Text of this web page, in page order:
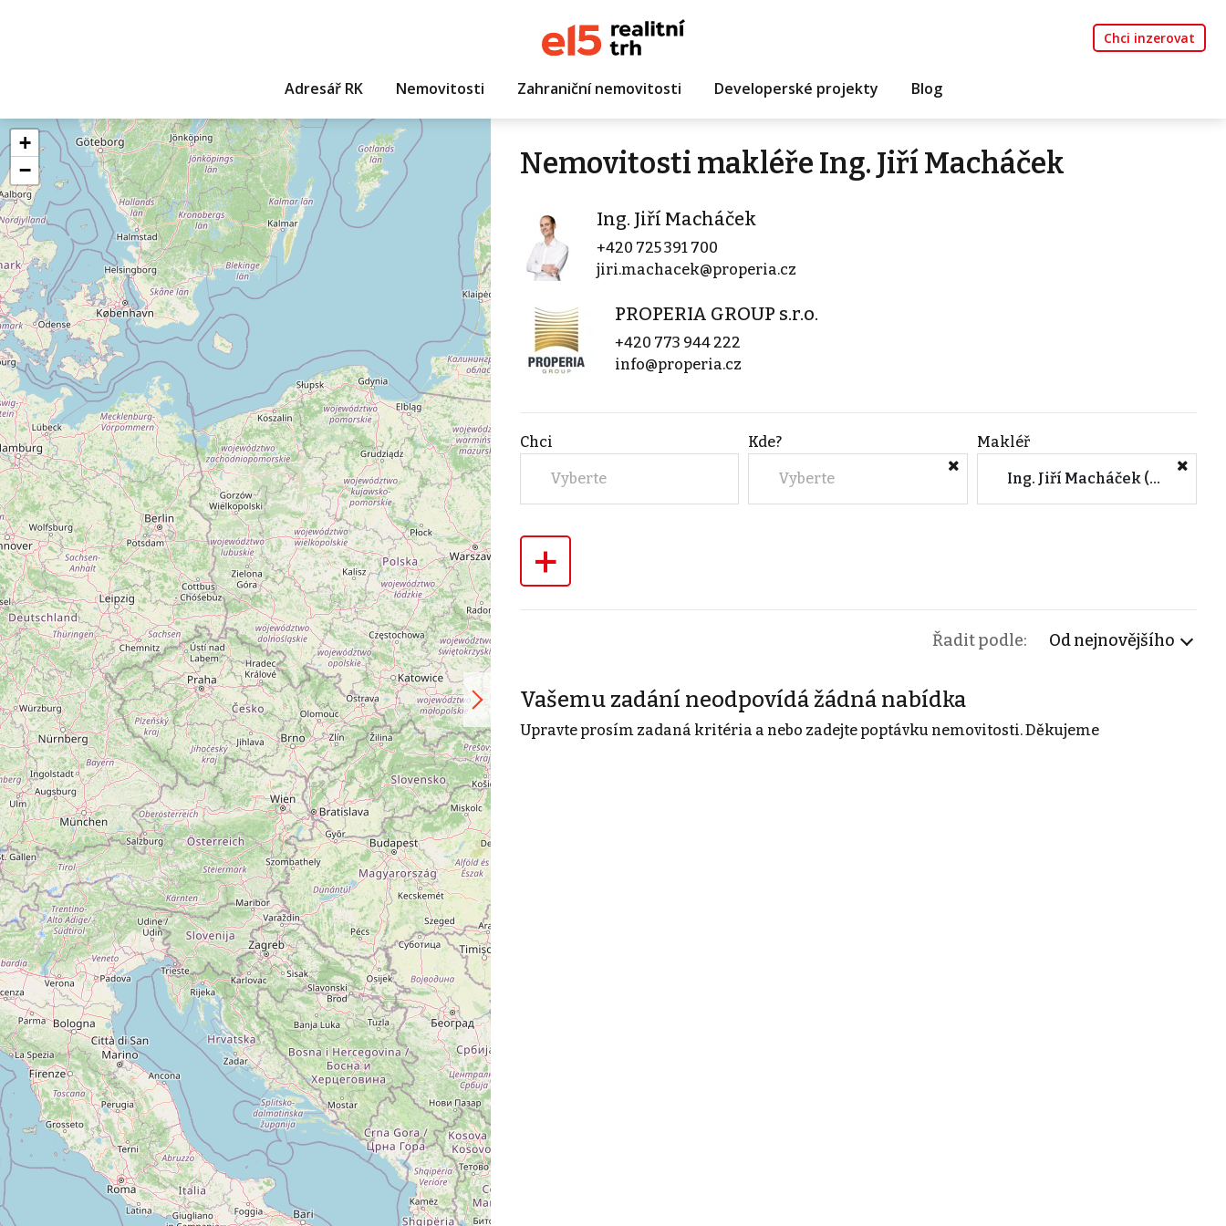
Chci inzerovat
Adresář RK Nemovitosti Zahraniční nemovitosti Developerské projekty Blog
+
−
Nemovitosti makléře Ing. Jiří Macháček
Ing. Jiří Macháček
+420 725 391 700
jiri.machacek@properia.cz
PROPERIA GROUP s.r.o.
+420 773 944 222
info@properia.cz
Chci
Vyberte
Kde?
Vyberte
Makléř
Ing. Jiří Macháček (PROPERIA GROUP s.r.o.)
+
Řadit podle: Od nejnovějšího
Vašemu zadání neodpovídá žádná nabídka
Upravte prosím zadaná kritéria a nebo zadejte poptávku nemovitosti. Děkujeme